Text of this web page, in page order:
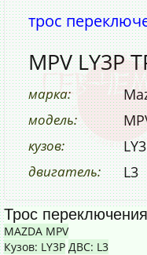
трос
MPV LY3P
марка:
модель:
кузов:
двигатель: L3
Трос
MAZDA MPV
Кузов: LY3P ДВС: L3